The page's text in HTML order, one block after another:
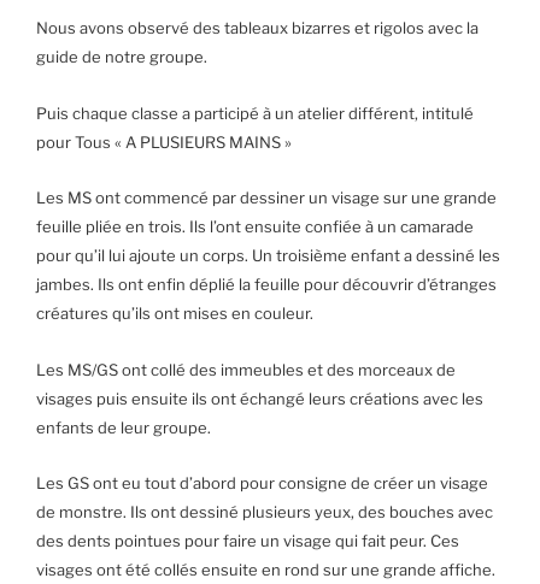
Nous avons observé des tableaux bizarres et rigolos avec la
guide de notre groupe.
Puis chaque classe a participé à un atelier différent, intitulé
pour Tous « A PLUSIEURS MAINS »
Les MS ont commencé par dessiner un visage sur une grande
feuille pliée en trois. Ils l’ont ensuite confiée à un camarade
pour qu’il lui ajoute un corps. Un troisième enfant a dessiné les
jambes. Ils ont enfin déplié la feuille pour découvrir d’étranges
créatures qu’ils ont mises en couleur.
Les MS/GS ont collé des immeubles et des morceaux de
visages puis ensuite ils ont échangé leurs créations avec les
enfants de leur groupe.
Les GS ont eu tout d’abord pour consigne de créer un visage
de monstre. Ils ont dessiné plusieurs yeux, des bouches avec
des dents pointues pour faire un visage qui fait peur. Ces
visages ont été collés ensuite en rond sur une grande affiche.